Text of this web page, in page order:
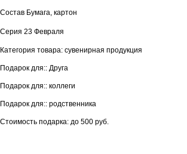
Состав Бумага, картон
Серия 23 Февраля
Категория товара: сувенирная продукция
Подарок для:: Друга
Подарок для:: коллеги
Подарок для:: родственника
Стоимость подарка: до 500 руб.